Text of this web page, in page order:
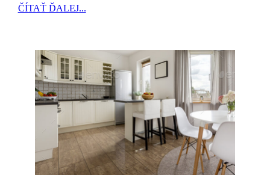
ČÍTAŤ ĎALEJ...